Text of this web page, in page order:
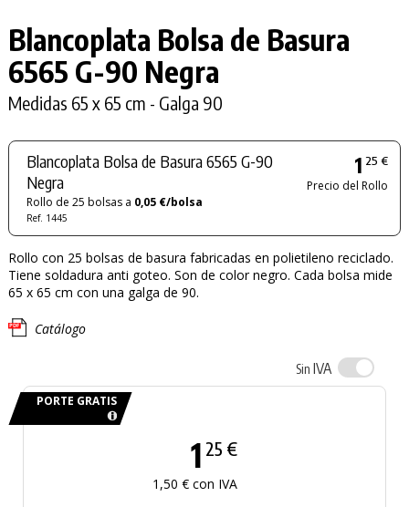
Blancoplata Bolsa de Basura
6565 G-90 Negra
Medidas 65 x 65 cm - Galga 90
Blancoplata Bolsa de Basura 6565 G-90
Negra
Rollo de 25 bolsas a 0,05 €/bolsa
Ref. 1445
1 25 €
Precio del Rollo
Rollo con 25 bolsas de basura fabricadas en polietileno reciclado.
Tiene soldadura anti goteo. Son de color negro. Cada bolsa mide
65 x 65 cm con una galga de 90.
Catálogo
Sin IVA
PORTE GRATIS
1 25 €
1,50 € con IVA